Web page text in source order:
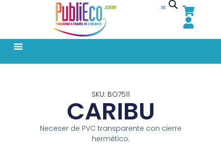
SKU: BO7511
CARIBU
Neceser de PVC transparente con cierre
hermético.